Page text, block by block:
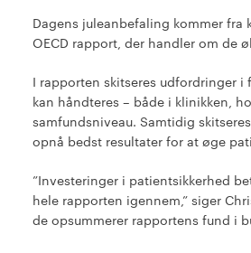
Dagens juleanbefaling kommer
OECD rapport, der handler om de
I rapporten skitseres udfordringer
kan håndteres – både i klinikken,
samfundsniveau. Samtidig
opnå bedst resultater for at øge
”Investeringer i patientsikkerhed
hele rapporten igennem,” siger
de opsummerer rapportens fund i